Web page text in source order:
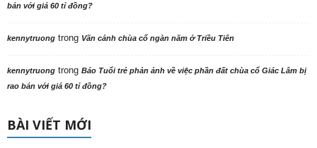
bán với giá 60 tỉ đồng?
kennytruong trong Vãn cảnh chùa cổ ngàn năm ở Triều Tiên
kennytruong trong Báo Tuổi trẻ phản ảnh về việc phần đất chùa cổ Giác Lâm bị
rao bán với giá 60 tỉ đồng?
BÀI VIẾT MỚI